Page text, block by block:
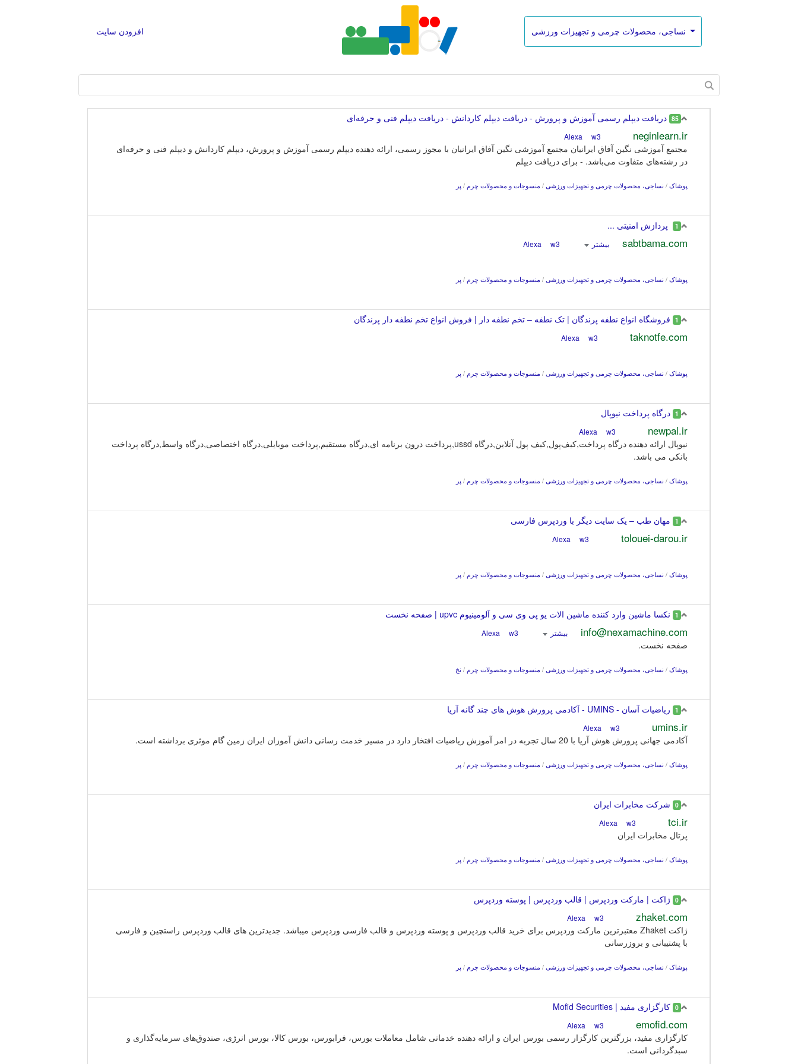
افزودن سایت
85 دریافت دیپلم رسمی آموزش و پرورش - دریافت دیپلم کاردانش - دریافت دیپلم فنی و حرفه‌ای
neginlearn.ir
w3
مجتمع آموزشی نگین آفاق ایرانیان مجتمع آموزشی نگین آفاق ایرانیان با مجوز رسمی، ارائه دهنده دیپلم رسمی آموزش و پرورش، دیپلم کاردانش و دیپلم فنی و حرفه‌ای
در رشته‌های متفاوت می‌باشد. - برای دریافت دیپلم
پوشاک / نساجی، محصولات چرمی و تجهيزات ورزشی / منسوجات و محصولات چرم / پر
1 پردازش امنیتی ...
sabtbama.com بیشتر w3
پوشاک / نساجی، محصولات چرمی و تجهيزات ورزشی / منسوجات و محصولات چرم / پر
1 فروشگاه انواع نطفه پرندگان | تک نطفه – تخم نطفه دار | فروش انواع تخم نطفه دار پرندگان
taknotfe.com
w3
پوشاک / نساجی، محصولات چرمی و تجهيزات ورزشی / منسوجات و محصولات چرم / پر
1 درگاه پرداخت ‌نیوپال
newpal.ir
w3
‌نیوپال ارائه دهنده درگاه پرداخت,کیف‌پول,کیف پول آنلاین,درگاه ussd,پرداخت درون برنامه ای,درگاه مستقیم,پرداخت موبایلی,درگاه اختصاصی,درگاه واسط,درگاه پرداخت
بانکی می باشد.
پوشاک / نساجی، محصولات چرمی و تجهيزات ورزشی / منسوجات و محصولات چرم / پر
1 مهان طب – یک سایت دیگر با وردپرس فارسی
tolouei-darou.ir
w3
پوشاک / نساجی، محصولات چرمی و تجهيزات ورزشی / منسوجات و محصولات چرم / پر
1 نکسا ماشین وارد کننده ماشین الات یو پی وی سی و آلومینیوم upvc | صفحه نخست
info@nexamachine.com بیشتر w3
صفحه نخست.
پوشاک / نساجی، محصولات چرمی و تجهيزات ورزشی / منسوجات و محصولات چرم / نخ
1 ریاضیات آسان - UMINS - آکادمی پرورش هوش های چند گانه آریا
umins.ir
w3
آکادمی جهانی پرورش هوش آریا با 20 سال تجربه در امر آموزش ریاضیات افتخار دارد در مسیر خدمت رسانی دانش آموزان ایران زمین گام موثری برداشته است.
پوشاک / نساجی، محصولات چرمی و تجهيزات ورزشی / منسوجات و محصولات چرم / پر
0 شرکت مخابرات ایران
tci.ir
w3
پرتال مخابرات ایران
پوشاک / نساجی، محصولات چرمی و تجهيزات ورزشی / منسوجات و محصولات چرم / پر
0 ژاکت | مارکت وردپرس | قالب وردپرس | پوسته وردپرس
zhaket.com
w3
ژاکت Zhaket معتبرترین مارکت وردپرس برای خرید قالب وردپرس و پوسته وردپرس و قالب فارسی وردپرس میباشد. جدیدترین های قالب وردپرس راستچین و فارسی
با پشتیبانی و بروزرسانی
پوشاک / نساجی، محصولات چرمی و تجهيزات ورزشی / منسوجات و محصولات چرم / پر
0 کارگزاری مفید | Mofid Securities
emofid.com
w3
کارگزاری مفید، بزرگترین کارگزار رسمی بورس ایران و ارائه دهنده خدماتی شامل معاملات بورس، فرابورس، بورس کالا، بورس انرژی، صندوق‌‌های سرمایه‌گذاری و
سبدگردانی است.